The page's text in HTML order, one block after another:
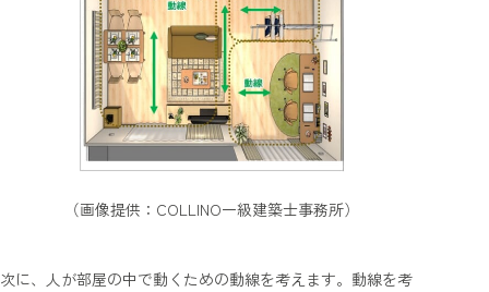
（画像提供：COLLINO一級建築士事務所）
次に、人が部屋の中で動くための動線を考えます。動線を考